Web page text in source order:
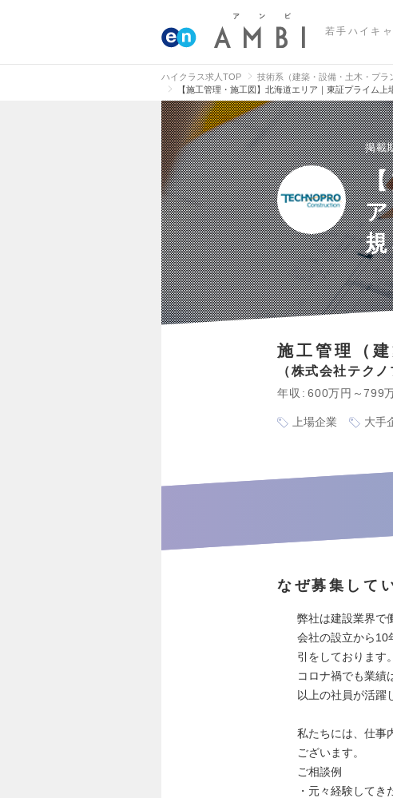
若手ハイキ
ハイクラス求人TOP 技術系（建築・設備・土木・プラ
【施工管理・施工図】北海道エリア｜東証プライム
掲載
施工管理（建
株式会社テク
年収 600万円～799
上場企業 大手
なぜ募集して
弊社は建設業界で
会社の設立から10
引をしております。
コロナ禍でも業績
以上の社員が活躍
私たちには、仕事
ございます。
ご相談例
・元々経験して